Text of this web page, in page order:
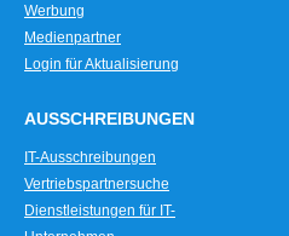
Werbung
Medienpartner
Login für Aktualisierung
AUSSCHREIBUNGEN
IT-Ausschreibungen
Vertriebspartnersuche
Dienstleistungen für IT-